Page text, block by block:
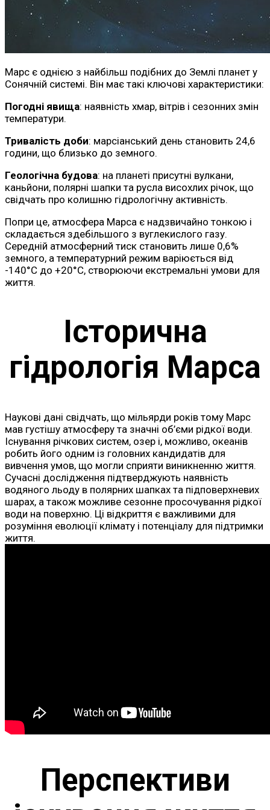
Марс є однією з найбільш подібних до Землі планет у
Сонячній системі. Він має такі ключові характеристики:
Погодні явища: наявність хмар, вітрів і сезонних змін
температури.
Тривалість доби: марсіанський день становить 24,6
години, що близько до земного.
Геологічна будова: на планеті присутні вулкани,
каньйони, полярні шапки та русла висохлих річок, що
свідчать про колишню гідрологічну активність.
Попри це, атмосфера Марса є надзвичайно тонкою і
складається здебільшого з вуглекислого газу.
Середній атмосферний тиск становить лише 0,6%
земного, а температурний режим варіюється від
-140°C до +20°C, створюючи екстремальні умови для
життя.
Історична
гідрологія Марса
Наукові дані свідчать, що мільярди років тому Марс
мав густішу атмосферу та значні об’єми рідкої води.
Існування річкових систем, озер і, можливо, океанів
робить його одним із головних кандидатів для
вивчення умов, що могли сприяти виникненню життя.
Сучасні дослідження підтверджують наявність
водяного льоду в полярних шапках та підповерхневих
шарах, а також можливе сезонне просочування рідкої
води на поверхню. Ці відкриття є важливими для
розуміння еволюції клімату і потенціалу для підтримки
життя.
Перспективи